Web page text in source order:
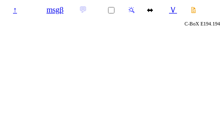
↑ msgβ 💬 Ｖ
C-BoX E194.194